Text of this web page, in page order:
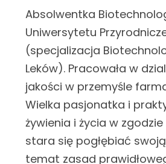
Absolwentka
Uniwersytetu
(specjalizacja
Leków). Pracowała w
jakości w przemyśle
Wielka pasjonatka i
żywienia i życia w
stara się pogłębiać
temat zasad